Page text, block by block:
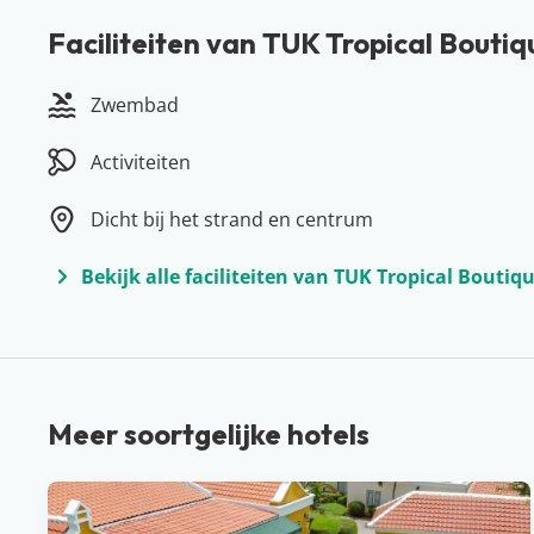
Met een koude awa di lamunchi genieten van zon,
Porto Marie. Wil je alles ontdekken op Curaçao?
wil. Door het warme klimaat is Curaçao ook een
vitamine D en het thuisfront jaloers maken, wie wil dat
Faciliteiten van TUK Tropical
Zwembad
Activiteiten
Dicht bij het strand en centrum
Bekijk alle faciliteiten van TUK Tropical
Meer soortgelijke hotels